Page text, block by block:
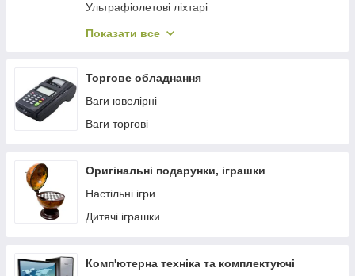
Ультрафіолетові ліхтарі
Тактичні ліхтарі і ручні
Налобні ліхтарі
Ліхтарі переносні
Підводні ліхтарі
Ліхтарі велосипедні
Шахтарські ліхтарі (коногонки)
Аксесуари до ліхтарикам
Показати все
Торгове обладнання
Ваги ювелірні
Ваги торгові
Оригінальні подарунки, іграшки
Настільні ігри
Дитячі іграшки
Комп'ютерна техніка та комплектуючі